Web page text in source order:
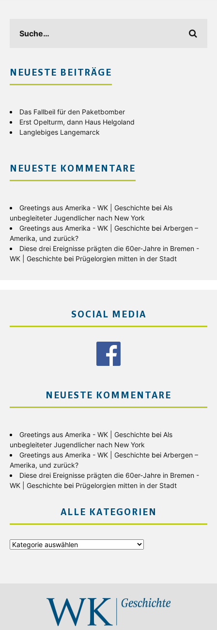
NEUESTE BEITRÄGE
Das Fallbeil für den Paketbomber
Erst Opelturm, dann Haus Helgoland
Langlebiges Langemarck
NEUESTE KOMMENTARE
Greetings aus Amerika - WK | Geschichte bei Als
unbegleiteter Jugendlicher nach New York
Greetings aus Amerika - WK | Geschichte bei Arbergen –
Amerika, und zurück?
Diese drei Ereignisse prägten die 60er-Jahre in Bremen -
WK | Geschichte bei Prügelorgien mitten in der Stadt
SOCIAL MEDIA
NEUESTE KOMMENTARE
Greetings aus Amerika - WK | Geschichte bei Als
unbegleiteter Jugendlicher nach New York
Greetings aus Amerika - WK | Geschichte bei Arbergen –
Amerika, und zurück?
Diese drei Ereignisse prägten die 60er-Jahre in Bremen -
WK | Geschichte bei Prügelorgien mitten in der Stadt
ALLE KATEGORIEN
Alle